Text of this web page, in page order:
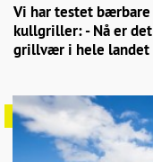
Vi har testet bærbare
kullgriller: - Nå er det
grillvær i hele landet